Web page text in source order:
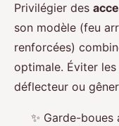
Privilégier des
son modèle (feu
renforcées)
optimale. Éviter
déflecteur ou
✨ Garde-boues